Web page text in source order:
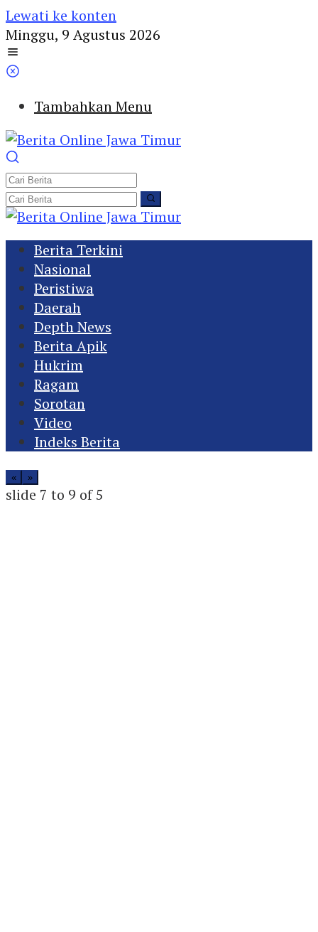
Lewati ke konten
Minggu, 9 Agustus 2026
Tambahkan Menu
Berita Terkini
Nasional
Peristiwa
Daerah
Depth News
Berita Apik
Hukrim
Ragam
Sorotan
Video
Indeks Berita
« »
slide 7 to 9 of 5